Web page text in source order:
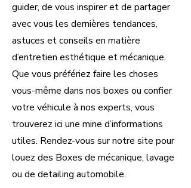
guider, de vous inspirer et de partager
avec vous les dernières tendances,
astuces et conseils en matière
d’entretien esthétique et mécanique.
Que vous préfériez faire les choses
vous-même dans nos boxes ou confier
votre véhicule à nos experts, vous
trouverez ici une mine d’informations
utiles. Rendez-vous sur notre site pour
louez des Boxes de mécanique, lavage
ou de detailing automobile.